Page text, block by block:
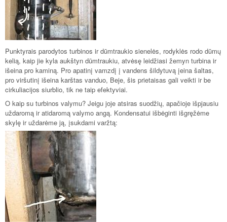
Punktyrais parodytos turbinos ir dūmtraukio sienelės, rodyklės rodo dūmų
kelią, kaip jie kyla aukštyn dūmtraukiu, atvėsę leidžiasi žemyn turbina ir
išeina pro kaminą. Pro apatinį vamzdį į vandens šildytuvą įeina šaltas,
pro viršutinį išeina karštas vanduo, Beje, šis prietaisas gali veikti ir be
cirkuliacijos siurblio, tik ne taip efektyviai.
O kaip su turbinos valymu? Jeigu joje atsiras suodžių, apačioje išpjausiu
uždaromą ir atidaromą valymo angą. Kondensatui išbėginti išgręžėme
skylę ir uždarėme ją, įsukdami varžtą: